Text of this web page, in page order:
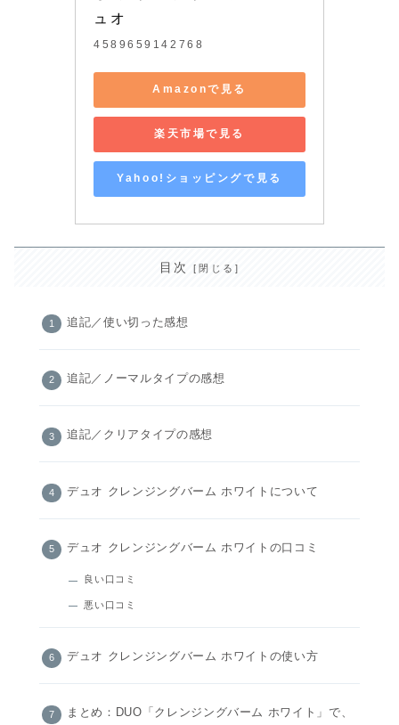
ュオ
4589659142768
Amazonで見る
楽天市場で見る
Yahoo!ショッピングで見る
目次
追記／使い切った感想
追記／ノーマルタイプの感想
追記／クリアタイプの感想
デュオ クレンジングバーム ホワイトについて
デュオ クレンジングバーム ホワイトの口コミ
良い口コミ
悪い口コミ
デュオ クレンジングバーム ホワイトの使い方
まとめ：DUO「クレンジングバーム ホワイト」で、